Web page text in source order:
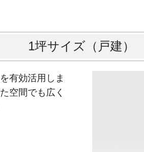
1坪サイズ（戸建）
有効活用しま
空間でも広く